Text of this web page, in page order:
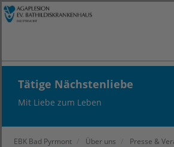
Tätige Nächstenliebe
Mit Liebe zum Leben
EBK Bad Pyrmont Über uns
Presse &